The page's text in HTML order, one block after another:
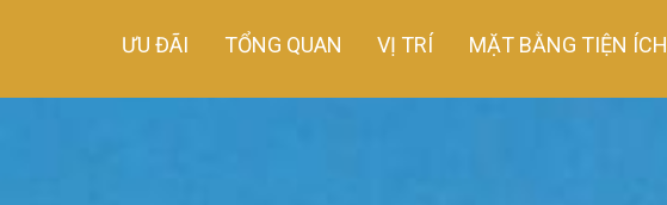
ƯU ĐÃI TỔNG QUAN VỊ TRÍ MẶT BẰNG TIỆN ÍCH